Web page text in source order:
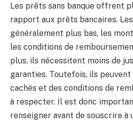
Les prêts sans banque offrent
rapport aux prêts bancaires.
généralement plus bas, les
les conditions de
plus, ils nécessitent moins de
garanties. Toutefois, ils
cachés et des conditions de
à respecter. Il est donc
renseigner avant de souscrire à